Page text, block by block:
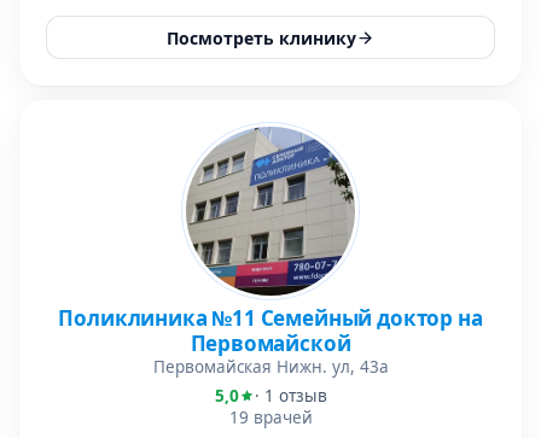
Посмотреть клинику
Поликлиника №11 Семейный доктор на
Первомайской
Первомайская Нижн. ул, 43а
5,0
· 1 отзыв
19 врачей